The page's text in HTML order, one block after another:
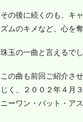
その後に続くのも、キ
ズムのキメなど、心を
珠玉の一曲と言えるでし
この曲も前回ご紹介さ
じく、２００２年４月
ニーワン・バット・ア